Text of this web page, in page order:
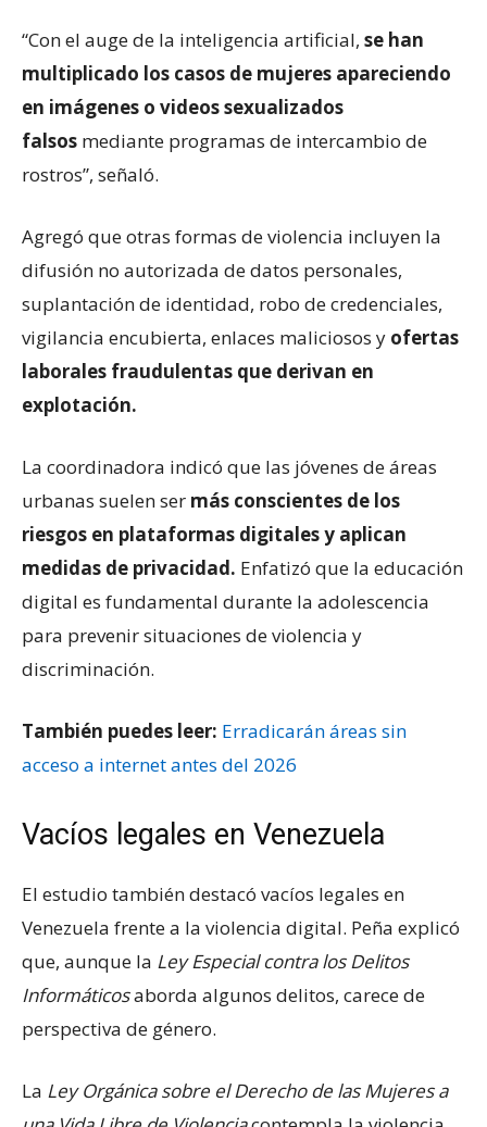
“Con el auge de la inteligencia artificial, se han
multiplicado los casos de mujeres apareciendo
en imágenes o videos sexualizados
falsos mediante programas de intercambio de
rostros”, señaló.
Agregó que otras formas de violencia incluyen la
difusión no autorizada de datos personales,
suplantación de identidad, robo de credenciales,
vigilancia encubierta, enlaces maliciosos y ofertas
laborales fraudulentas que derivan en
explotación.
La coordinadora indicó que las jóvenes de áreas
urbanas suelen ser más conscientes de los
riesgos en plataformas digitales y aplican
medidas de privacidad. Enfatizó que la educación
digital es fundamental durante la adolescencia
para prevenir situaciones de violencia y
discriminación.
También puedes leer: Erradicarán áreas sin
acceso a internet antes del 2026
Vacíos legales en Venezuela
El estudio también destacó vacíos legales en
Venezuela frente a la violencia digital. Peña explicó
que, aunque la Ley Especial contra los Delitos
Informáticosaborda algunos delitos, carece de
perspectiva de género.
La Ley Orgánica sobre el Derecho de las Mujeres a